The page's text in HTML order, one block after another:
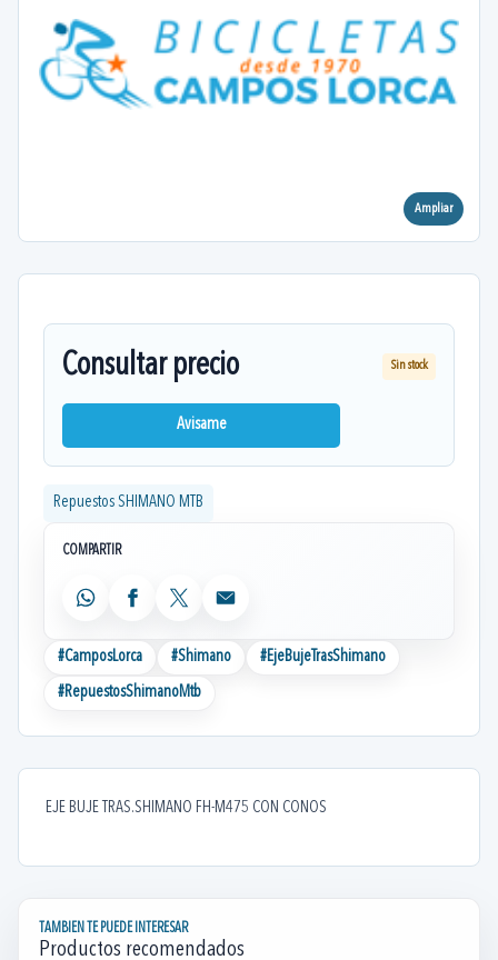
Ampliar
Consultar precio Sin stock
Avisame
Repuestos SHIMANO MTB
COMPARTIR
WhatsAppFacebook
X Email
#CamposLorca #Shimano #EjeBujeTrasShimano
#RepuestosShimanoMtb
EJE BUJE TRAS.SHIMANO FH-M475 CON CONOS
TAMBIEN TE PUEDE INTERESAR
Productos recomendados